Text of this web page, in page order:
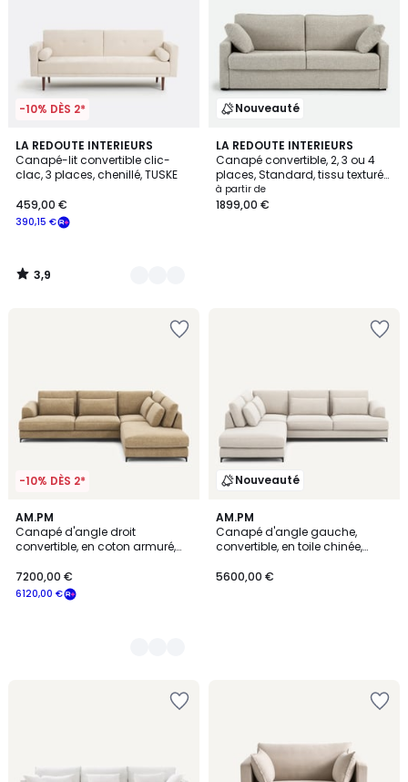
-10% DÈS 2*
LA REDOUTE INTERIEURS
Canapé-lit convertible clic-
clac, 3 places, chenillé, TUSKE
390,15 €
459,00 €
3,9
/ 5
4
Couleurs
3,9
/
Nouveauté
LA REDOUTE INTERIEURS
Canapé convertible, 2, 3 ou 4
places, Standard, tissu texturé
moucheté, TIMOR
à partir de
1899,00 €
-10% DÈS 2*
AM.PM
Canapé d'angle droit
convertible, en coton armuré,
6120,00 €
7200,00 €
3
Couleurs
Nouveauté
AM.PM
Canapé d'angle gauche,
convertible, en toile chinée,
5600,00 €